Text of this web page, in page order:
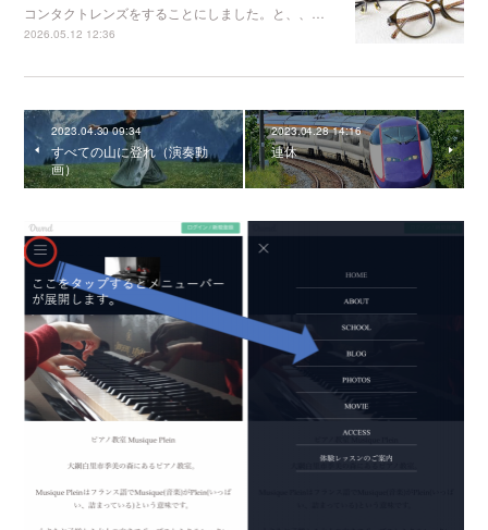
コンタクトレンズをすることにしました。と、、…
2026.05.12 12:36
2023.04.30 09:34
すべての山に登れ（演奏動
画）
2023.04.28 14:16
連休